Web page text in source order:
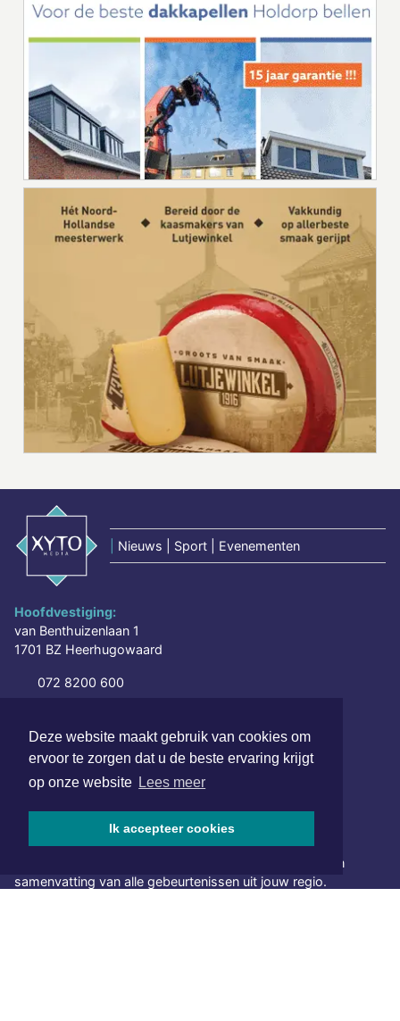
Deze website maakt gebruik van cookies om
ervoor te zorgen dat u de beste ervaring krijgt
op onze website Lees meer
Ik accepteer cookies
Nieuws | Sport | Evenementen
Hoofdvestiging:
van Benthuizenlaan 1
1701 BZ Heerhugowaard
072 8200 600
SOCIAL MEDIA
NIEUWSBRIEF AANMELDEN
Schrijf je in voor onze nieuwsbrief en krijg wekelijks een
samenvatting van alle gebeurtenissen uit jouw regio.